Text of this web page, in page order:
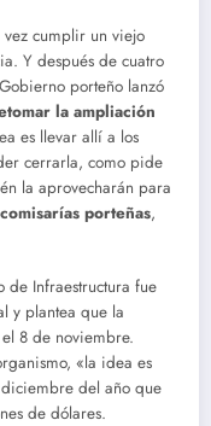
cumplir un viejo
Y después de cuatro
porteño lanzó
la ampliación
es llevar allí a los
cerrarla, como pide
la aprovecharán para
porteñas,
de Infraestructura fue
y plantea que la
8 de noviembre.
«la idea es
del año que
de dólares.